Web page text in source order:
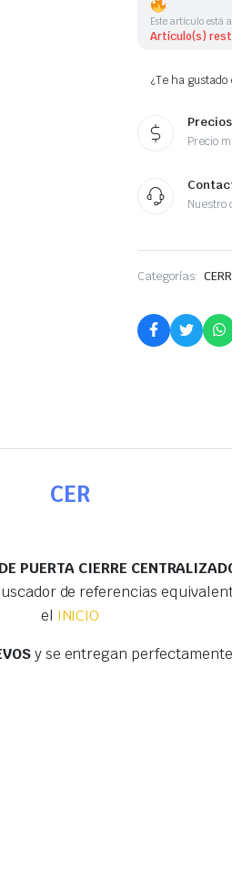
31391822
31440389
cantidad
Este artículo está
Artículo(s)
¿Te ha gustado
Precio
Nuestro
Categorías:
CER
PUERTA CIERRE
de referencias
el INICIO
y se entregan